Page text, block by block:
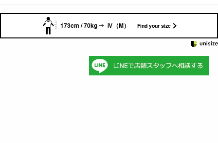
173cm / 70kg Ⅳ（M） Find your size